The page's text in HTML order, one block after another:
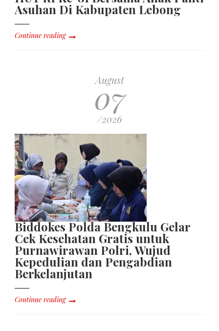
Asuhan Di Kabupaten Lebong
Continue reading
August
07
/2026
Biddokes Polda Bengkulu Gelar
Cek Kesehatan Gratis untuk
Purnawirawan Polri, Wujud
Kepedulian dan Pengabdian
Berkelanjutan
Continue reading